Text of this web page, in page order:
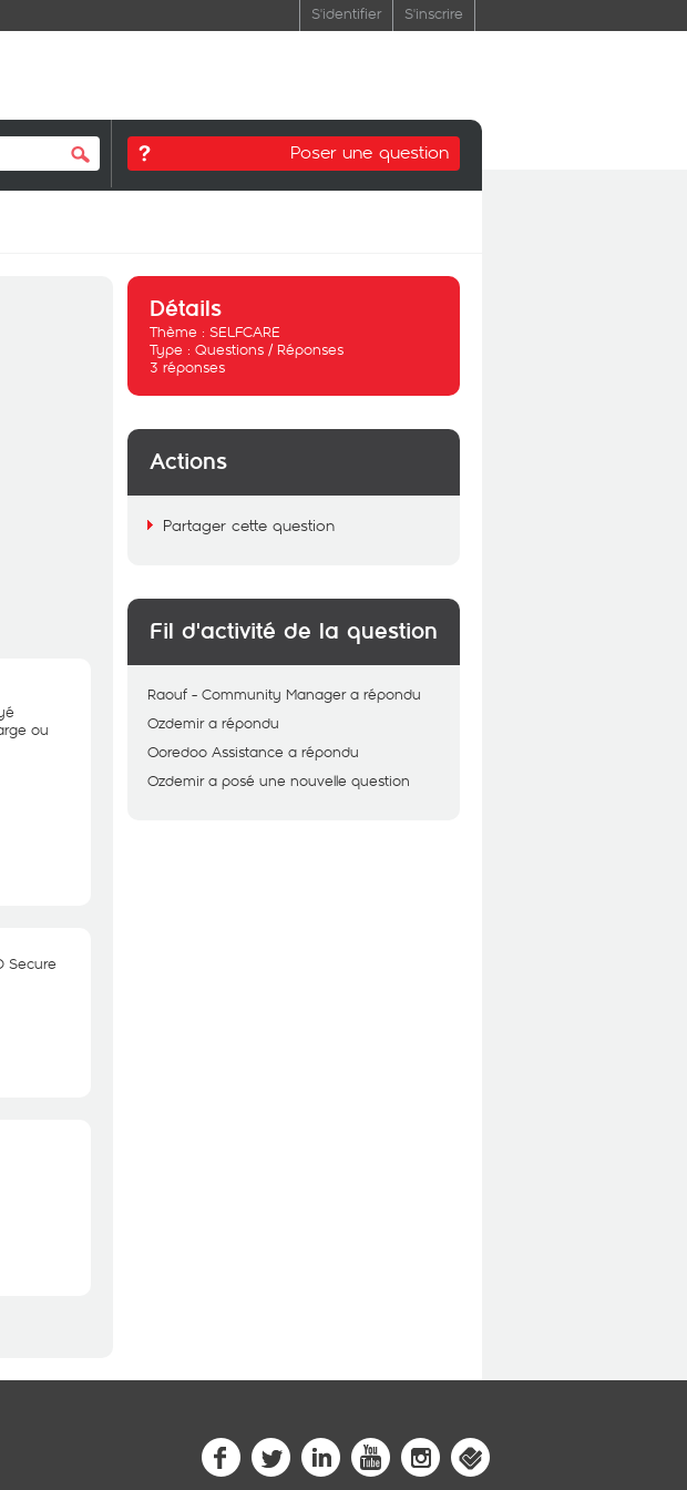
S'identifier S'inscrire
Poser une question
ou
Secure
Détails
Thème : SELFCARE
Type : Questions / Réponses
3 réponses
Actions
Partager cette question
Fil d'activité de la question
Raouf - Community Manager a répondu
Ozdemir a répondu
Ooredoo Assistance a répondu
Ozdemir a posé une nouvelle question